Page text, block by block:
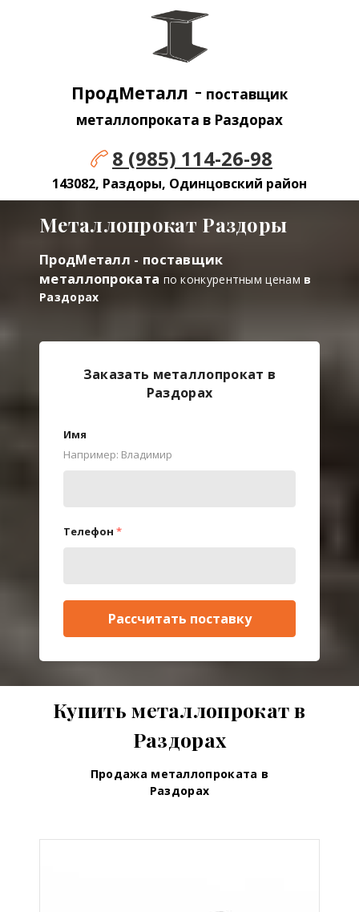
ПродМеталл - поставщик
металлопроката в Раздорах
8 (985) 114-26-98
143082, Раздоры, Одинцовский район
Металлопрокат Раздоры
ПродМеталл - поставщик
металлопроката по конкурентным ценам в
Раздорах
Заказать металлопрокат в
Раздорах
Имя
Например: Владимир
Телефон *
Рассчитать поставку
Купить металлопрокат в
Раздорах
Продажа металлопроката в
Раздорах